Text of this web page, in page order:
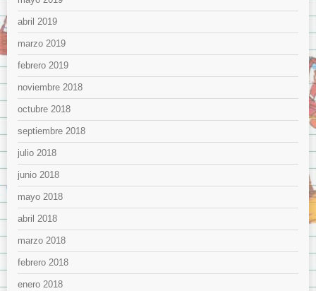
abril 2019
marzo 2019
febrero 2019
noviembre 2018
octubre 2018
septiembre 2018
julio 2018
junio 2018
mayo 2018
abril 2018
marzo 2018
febrero 2018
enero 2018